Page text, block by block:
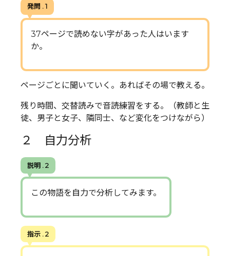
発問 . 1
37ページで読めない字があった人はいます
か。
ページごとに聞いていく。あればその場で教える。
残り時間、交替読みで音読練習をする。（教師と生
徒、男子と女子、隣同士、など変化をつけながら）
２ 自力分析
説明 . 2
この物語を自力で分析してみます。
指示 . 2